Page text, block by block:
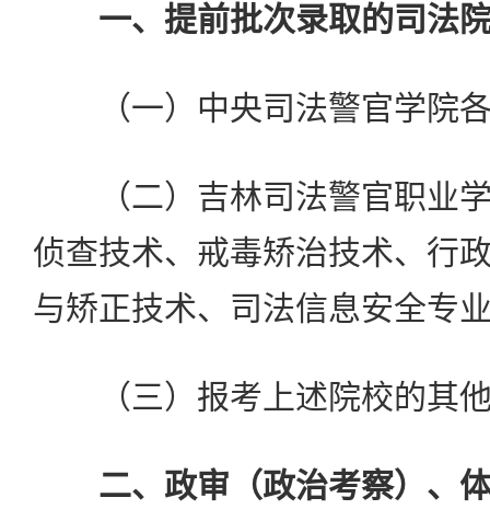
一、提前批次录取的司法
（一）中央司法警官学院各
（二）吉林司法警官职业学
侦查技术、戒毒矫治技术、行
与矫正技术、司法信息安全专
（三）报考上述院校的其他
二、政审（政治考察）、